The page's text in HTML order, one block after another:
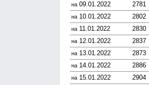
на 09.01.2022 2781
на 10.01.2022 2802
на 11.01.2022 2830
на 12.01.2022 2837
на 13.01.2022 2873
на 14.01.2022 2886
на 15.01.2022 2904